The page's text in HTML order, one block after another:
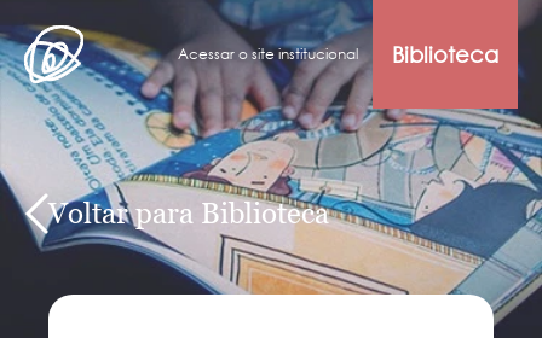
Acessar o site institucional Biblioteca
Voltar para Biblioteca